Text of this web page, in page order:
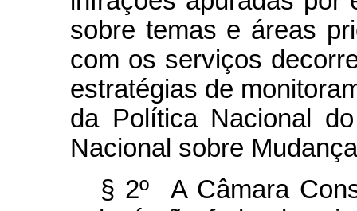
sobre temas e áreas
com os serviços
estratégias de
da Política Nacional
Nacional sobre
§ 2º A Câmara